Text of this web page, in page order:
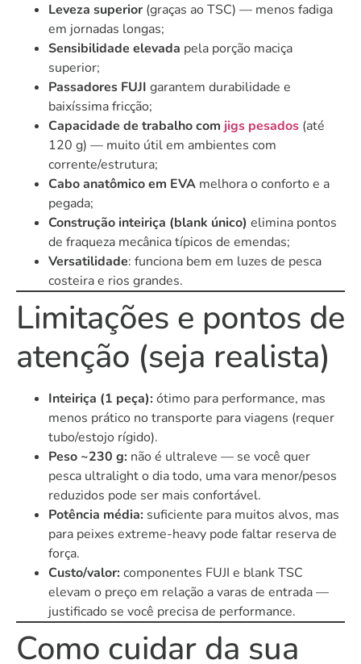
Leveza superior (graças ao TSC) — menos fadiga
em jornadas longas;
Sensibilidade elevada pela porção maciça
superior;
Passadores FUJI garantem durabilidade e
baixíssima fricção;
Capacidade de trabalho com jigs pesados (até
120 g) — muito útil em ambientes com
corrente/estrutura;
Cabo anatômico em EVA melhora o conforto e a
pegada;
Construção inteiriça (blank único) elimina pontos
de fraqueza mecânica típicos de emendas;
Versatilidade: funciona bem em luzes de pesca
costeira e rios grandes.
Limitações e pontos de
atenção (seja realista)
Inteiriça (1 peça):ótimo para performance, mas
menos prático no transporte para viagens (requer
tubo/estojo rígido).
Peso ~230 g: não é ultraleve — se você quer
pesca ultralight o dia todo, uma vara menor/pesos
reduzidos pode ser mais confortável.
Potência média: suficiente para muitos alvos, mas
para peixes extreme-heavy pode faltar reserva de
força.
Custo/valor:componentes FUJI e blank TSC
elevam o preço em relação a varas de entrada —
justificado se você precisa de performance.
Como cuidar da sua